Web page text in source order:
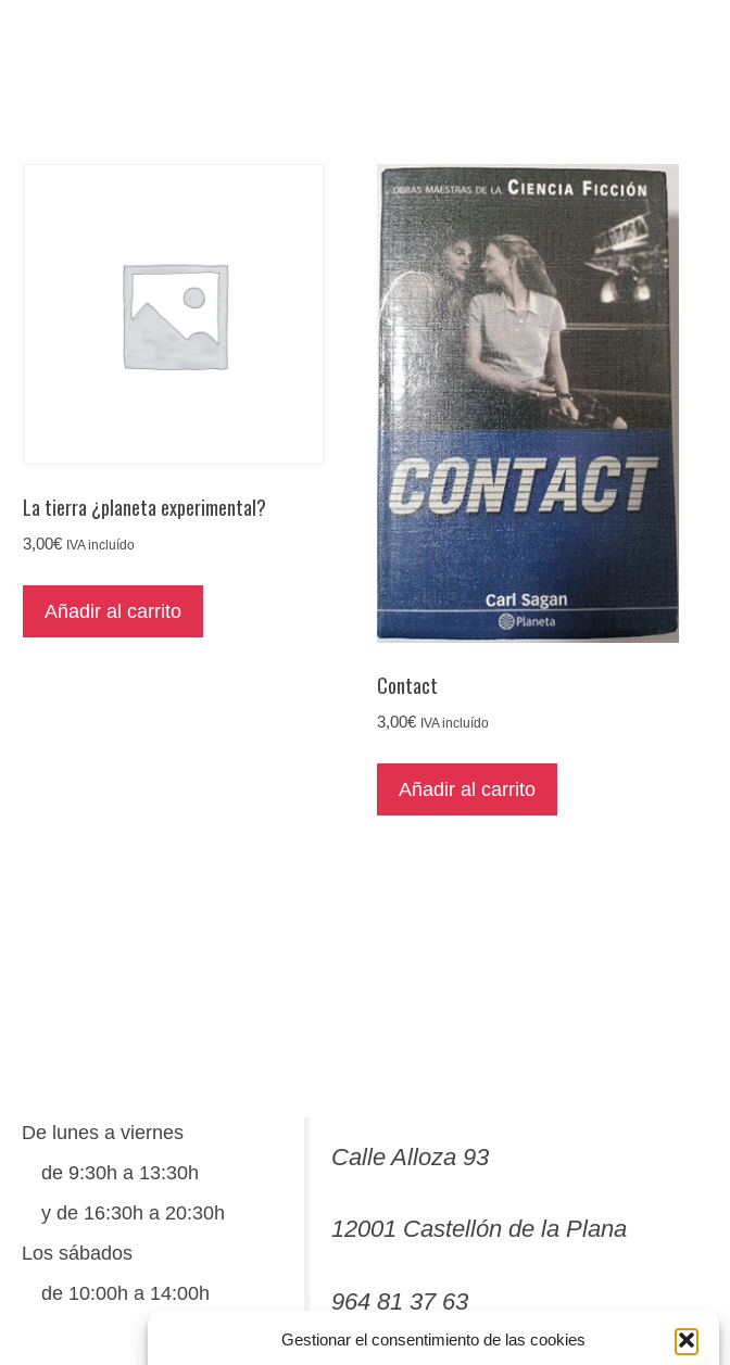
Gestionar el consentimiento de las cookies
La tierra ¿planeta experimental?
3,00€ IVA incluído
Añadir al carrito
Contact
3,00€ IVA incluído
Añadir al carrito
De lunes a viernes
de 9:30h a 13:30h
y de 16:30h a 20:30h
Los sábados
de 10:00h a 14:00h
Calle Alloza 93
12001 Castellón de la Plana
964 81 37 63